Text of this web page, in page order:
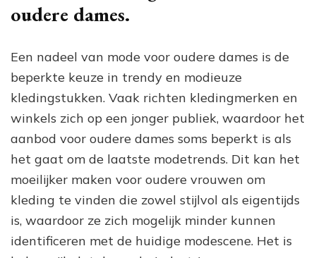
oudere dames.
Een nadeel van mode voor oudere dames is de
beperkte keuze in trendy en modieuze
kledingstukken. Vaak richten kledingmerken en
winkels zich op een jonger publiek, waardoor het
aanbod voor oudere dames soms beperkt is als
het gaat om de laatste modetrends. Dit kan het
moeilijker maken voor oudere vrouwen om
kleding te vinden die zowel stijlvol als eigentijds
is, waardoor ze zich mogelijk minder kunnen
identificeren met de huidige modescene. Het is